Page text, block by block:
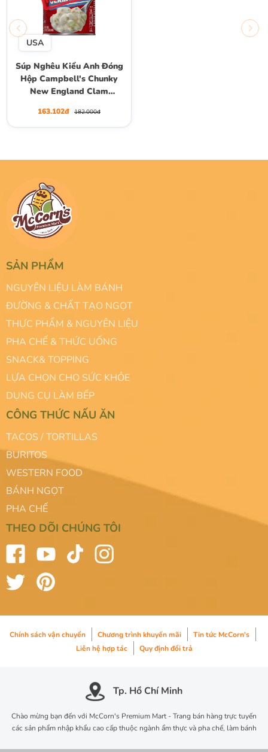
USA
Súp Nghêu Kiểu Anh Đóng
Hộp Campbell's Chunky
New England Clam
(18.8 Oz.)
163.102đ 182.000đ
SẢN PHẨM
NGUYÊN LIỆU LÀM BÁNH
ĐƯỜNG & CHẤT TẠO NGỌT
THỰC PHẨM & NGUYÊN LIỆU
PHA CHẾ & THỨC UỐNG
SNACK& TOPPING
LỰA CHỌN CHO SỨC KHỎE
DỤNG CỤ LÀM BẾP
CÔNG THỨC NẤU ĂN
TACOS / TORTILLAS
BURITOS
WESTERN FOOD
BÁNH NGỌT
PHA CHẾ
THEO DÕI CHÚNG TÔI
Chính sách vận chuyển Chương trình khuyến mãi
Tin tức McCorn's
Liên hệ hợp tác
Quy định đổi trả
Tp. Hồ Chí Minh
Chào mừng bạn đến với McCorn's Premium Mart - Trang bán hàng trực tuyến
các sản phẩm nhập khẩu cao cấp thuộc ngành ẩm thực và pha chế, làm bánh